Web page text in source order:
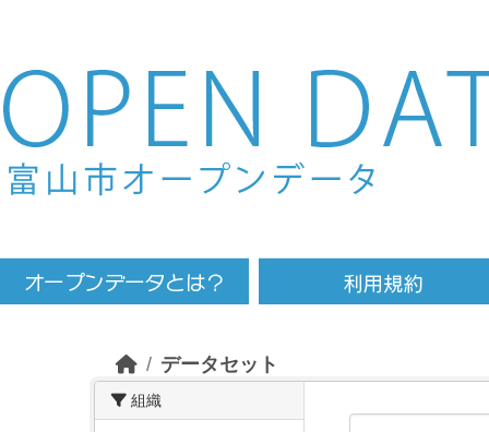
Skip to main content
データセット
組織